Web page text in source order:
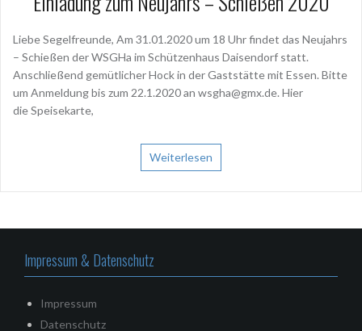
Liebe Segelfreunde, Am 31.01.2020 um 18 Uhr findet das Neujahrs
– Schießen der WSGHa im Schützenhaus Daisendorf statt.
Anschließend gemütlicher Hock in der Gaststätte mit Essen. Bitte
um Anmeldung bis zum 22.1.2020 an wsgha@gmx.de. Hier
die Speisekarte,
Weiterlesen
Impressum & Datenschutz
Impressum
Datenschutz